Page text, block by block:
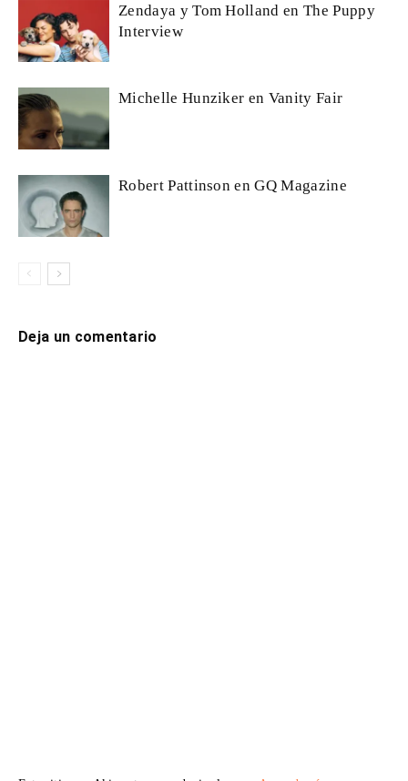
Zendaya y Tom Holland en The Puppy
Interview
Michelle Hunziker en Vanity Fair
Robert Pattinson en GQ Magazine
Deja un comentario